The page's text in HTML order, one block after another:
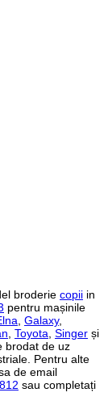
broderie copii in
pentru mașinile
Galaxy,
Toyota Singer și
brodat de uz
Pentru alte
de email
sau completați